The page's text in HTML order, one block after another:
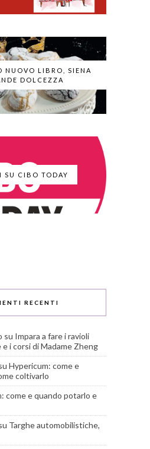
NUOVO LIBRO, SIENA
DOLCEZZA
SU CIBO TODAY
RECENTI
su Impara a fare i ravioli
i corsi di Madame Zheng
Hypericum: come e
coltivarlo
come e quando potarlo e
Targhe automobilistiche,